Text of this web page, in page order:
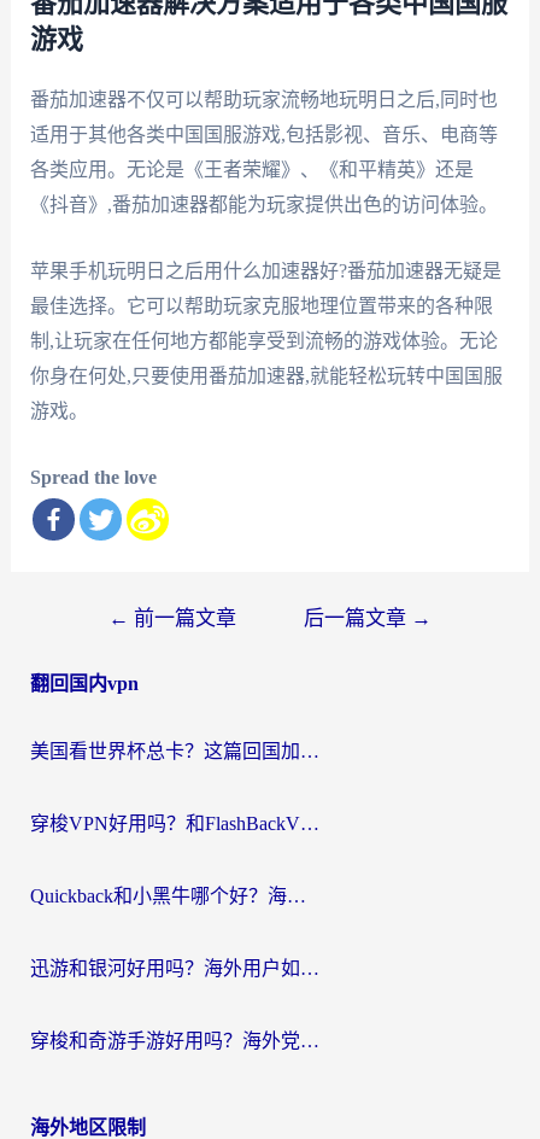
游戏
番茄加速器不仅可以帮助玩家流畅地玩明日之后,同时也
适用于其他各类中国国服游戏,包括影视、音乐、电商等
各类应用。无论是《王者荣耀》、《和平精英》还是
《抖音》,番茄加速器都能为玩家提供出色的访问体验。
苹果手机玩明日之后用什么加速器好?番茄加速器无疑是
最佳选择。它可以帮助玩家克服地理位置带来的各种限
制,让玩家在任何地方都能享受到流畅的游戏体验。无论
你身在何处,只要使用番茄加速器,就能轻松玩转中国国服
游戏。
Spread the love
导
← 前一篇文章 后一篇文章 →
翻回国内vpn
美国看世界杯总卡？这篇回国加速器指南帮你无缝刷国内资源（附苹果手机VPN设置步骤）
穿梭VPN好用吗？和FlashBackVPN对比哪个回国效果更好？
Quickback和小黑牛哪个好？海外党亲测指南，选对回国加速器秒回国内
迅游和银河好用吗？海外用户如何选择回国加速器实现无缝访问国内资源
穿梭和奇游手游好用吗？海外党亲测3款回国加速器，附蜜蜂加速器七天试用攻略
海外地区限制